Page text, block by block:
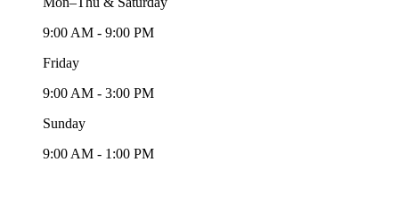
9:00 AM - 9:00 PM
Friday
9:00 AM - 3:00 PM
Sunday
9:00 AM - 1:00 PM